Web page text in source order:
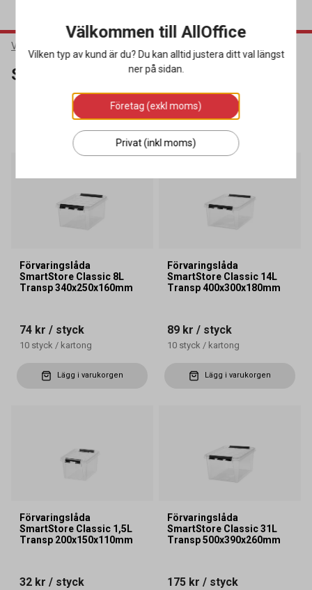
Varumärken
SmartStore
SORTERA
22 produkter
Förvaringslåda
SmartStore Classic 8L
Transp 340x250x160mm
74 kr / styck
10 styck / kartong
Lägg i varukorgen
Förvaringslåda
SmartStore Classic 14L
Transp 400x300x180mm
89 kr / styck
10 styck / kartong
Lägg i varukorgen
Förvaringslåda
SmartStore Classic 1,5L
Transp 200x150x110mm
32 kr / styck
Förvaringslåda
SmartStore Classic 31L
Transp 500x390x260mm
175 kr / styck
Välkommen till AllOffice
Vilken typ av kund är du? Du kan alltid justera ditt val längst
ner på sidan.
Företag (exkl moms)
Privat (inkl moms)